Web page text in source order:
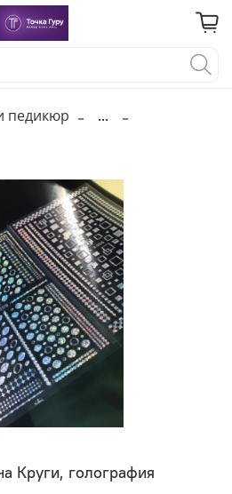
педикюр
...
Круги, голография